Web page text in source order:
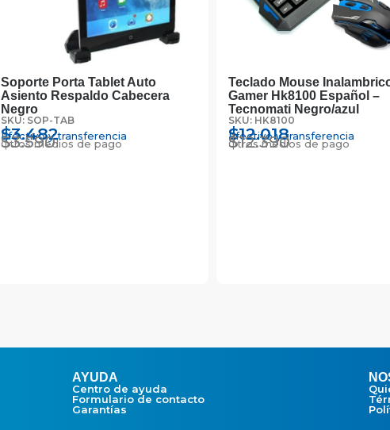
Soporte Porta Tablet Auto
Asiento Respaldo Cabecera
Negro
SKU: SOP-TAB
$3.482
Efectivo y transferencia
$3.590
Otros medios de pago
Teclado Mouse
Gamer Hk8100 Español –
Tecnomati Negro/azul
SKU: HK8100
$12.018
Efectivo y transferencia
$12.390
Otros medios de pago
AYUDA
Centro de ayuda
Formulario de contacto
Garantías